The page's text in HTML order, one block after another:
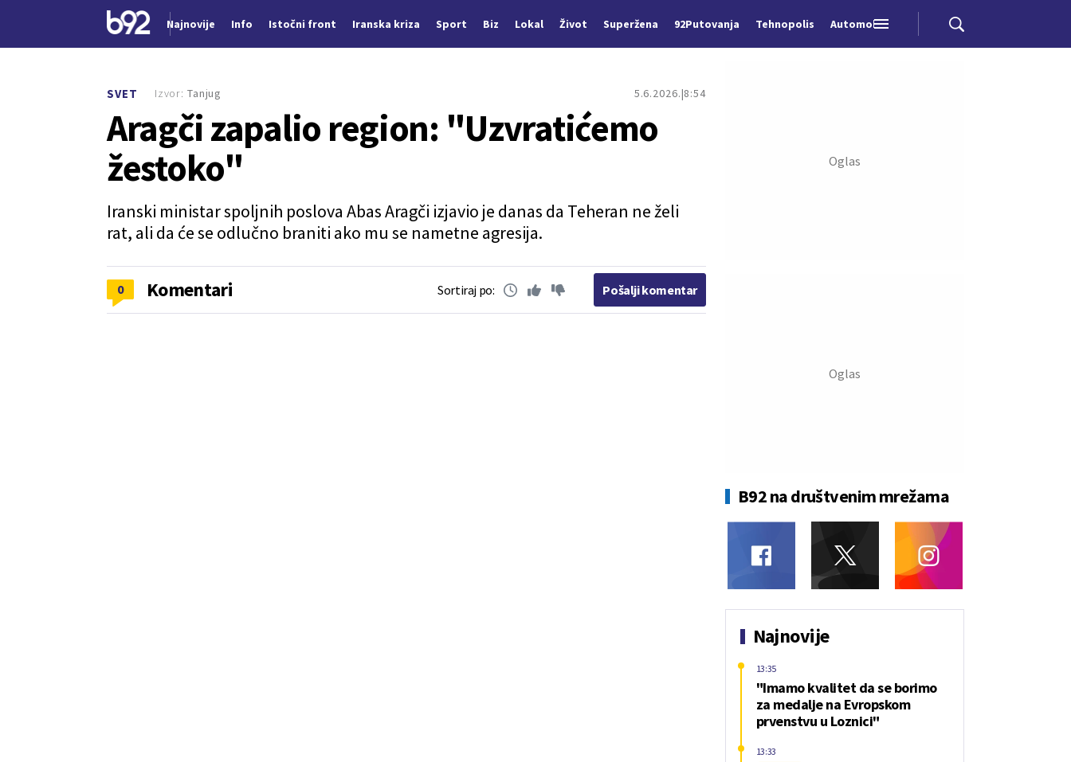
Najnovije Info Istočni front Iranska kriza Sport Biz Lokal Život Superžena 92Putovanja Tehnopolis Automobili
SVET 5.6.2026. 8:54
Aragči zapalio region: "Uzvratićemo
žestoko"
Iranski ministar spoljnih poslova Abas Aragči izjavio je danas da Teheran ne želi
rat, ali da će se odlučno braniti ako mu se nametne agresija.
Izvor: Tanjug
0 Komentari Sortiraj po: Pošalji komentar
B92 na društvenim mrežama
Najnovije
"Imamo kvalitet da se borimo
za medalje na Evropskom
prvenstvu u Loznici"
13:35
13:33